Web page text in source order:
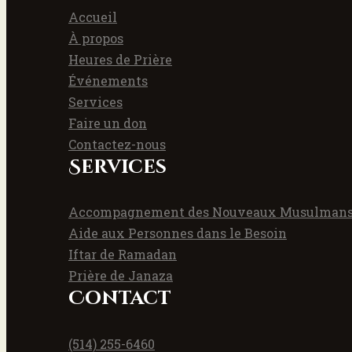
Accueil
À propos
Heures de Prière
Événements
Services
Faire un don
Contactez-nous
Services
Accompagnement des Nouveaux
Aide aux Personnes dans le Besoin
Iftar de Ramadan
Prière de Janaza
Contact
(514) 255-6460